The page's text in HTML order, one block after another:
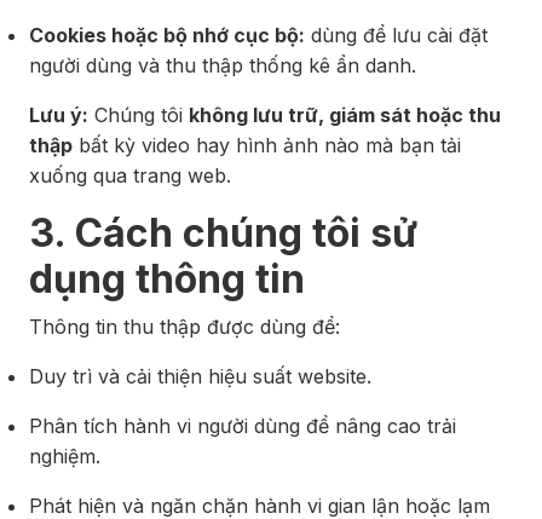
Cookies hoặc bộ nhớ cục bộ: dùng để lưu cài đặt
người dùng và thu thập thống kê ẩn danh.
Lưu ý: Chúng tôi không lưu trữ, giám sát hoặc thu
thậpbất kỳ video hay hình ảnh nào mà bạn tải
xuống qua trang web.
3. Cách chúng tôi sử
dụng thông tin
Thông tin thu thập được dùng để:
Duy trì và cải thiện hiệu suất website.
Phân tích hành vi người dùng để nâng cao trải
nghiệm.
Phát hiện và ngăn chặn hành vi gian lận hoặc lạm